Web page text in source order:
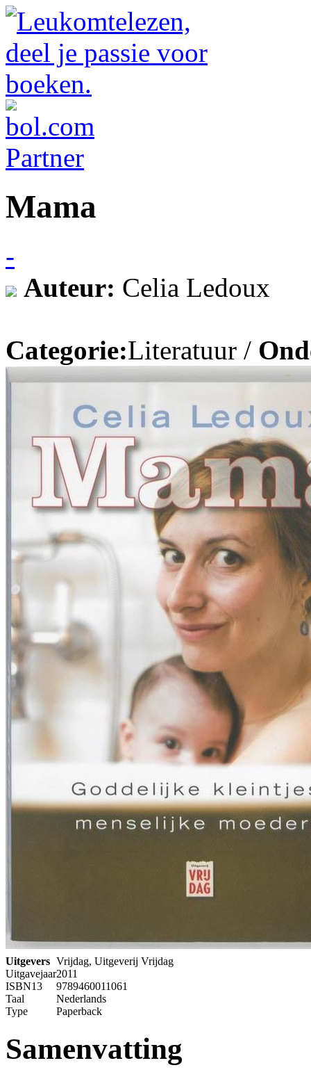
Mama
-
Auteur: Celia Ledoux
Categorie:Literatuur /
Uitgevers Vrijdag, Uitgeverij Vrijdag
Uitgavejaar2011
ISBN13
9789460011061
Taal
Nederlands
Type
Paperback
Samenvatting